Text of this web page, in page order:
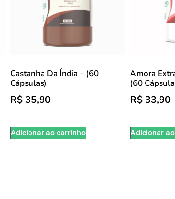
Castanha Da Índia – (60
Cápsulas)
R$ 35,90
Adicionar ao carrinho
Amora
(60
R$33,90
Adicionar